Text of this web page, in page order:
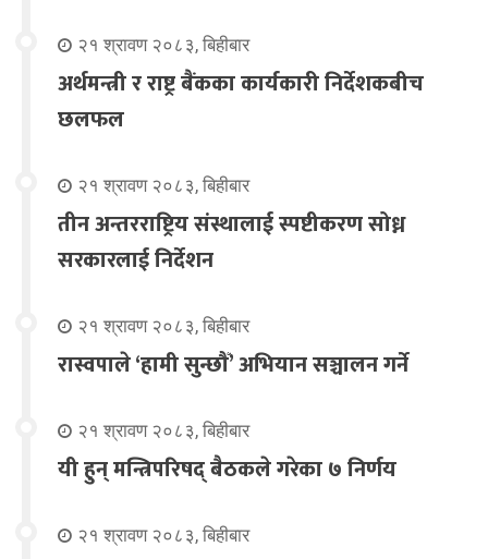
२१ श्रावण २०८३, बिहीबार
अर्थमन्त्री र राष्ट्र बैंकका कार्यकारी निर्देशकबीच
छलफल
२१ श्रावण २०८३, बिहीबार
तीन अन्तरराष्ट्रिय संस्थालाई स्पष्टीकरण सोध्न
सरकारलाई निर्देशन
२१ श्रावण २०८३, बिहीबार
रास्वपाले ‘हामी सुन्छौँ’ अभियान सञ्चालन गर्ने
२१ श्रावण २०८३, बिहीबार
यी हुन् मन्त्रिपरिषद् बैठकले गरेका ७ निर्णय
२१ श्रावण २०८३, बिहीबार